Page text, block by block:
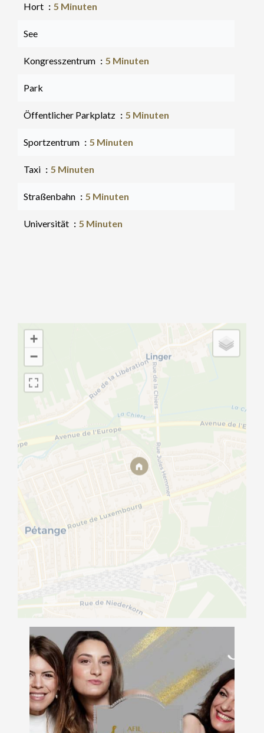
Hort 5 Minuten
See
Kongresszentrum 5 Minuten
Park
Öffentlicher Parkplatz 5 Minuten
Sportzentrum 5 Minuten
Taxi 5 Minuten
Straßenbahn 5 Minuten
Universität 5 Minuten
−